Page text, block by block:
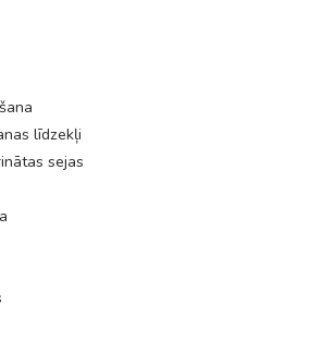
līdzekļi
sejas